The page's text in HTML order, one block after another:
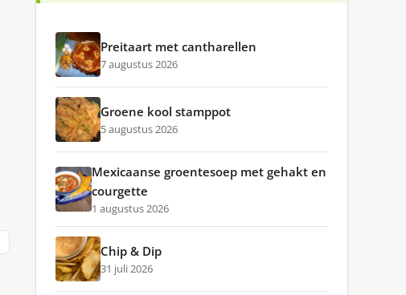
Preitaart met cantharellen
7 augustus 2026
Groene kool stamppot
5 augustus 2026
Mexicaanse groentesoep met gehakt en
courgette
1 augustus 2026
Chip & Dip
31 juli 2026